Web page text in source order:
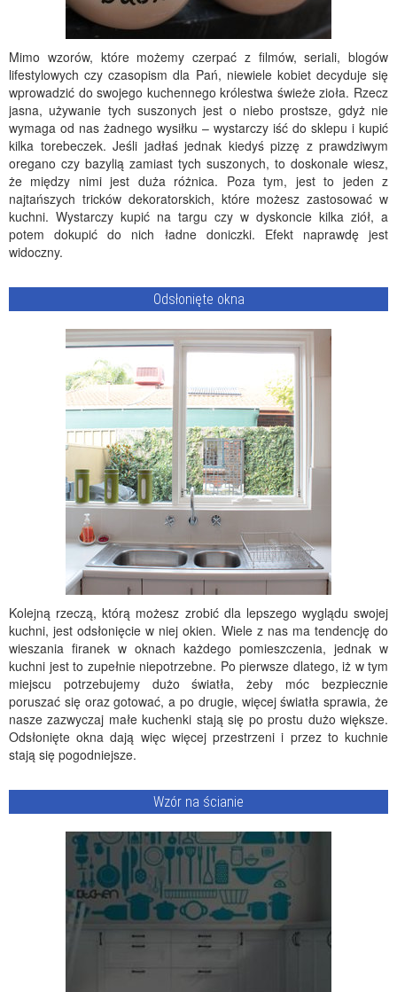
Mimo wzorów, które możemy czerpać z filmów, seriali, blogów
lifestylowych czy czasopism dla Pań, niewiele kobiet decyduje się
wprowadzić do swojego kuchennego królestwa świeże zioła. Rzecz
jasna, używanie tych suszonych jest o niebo prostsze, gdyż nie
wymaga od nas żadnego wysiłku – wystarczy iść do sklepu i kupić
kilka torebeczek. Jeśli jadłaś jednak kiedyś pizzę z prawdziwym
oregano czy bazylią zamiast tych suszonych, to doskonale wiesz,
że między nimi jest duża różnica. Poza tym, jest to jeden z
najtańszych tricków dekoratorskich, które możesz zastosować w
kuchni. Wystarczy kupić na targu czy w dyskoncie kilka ziół, a
potem dokupić do nich ładne doniczki. Efekt naprawdę jest
widoczny.
Odsłonięte okna
Kolejną rzeczą, którą możesz zrobić dla lepszego wyglądu swojej
kuchni, jest odsłonięcie w niej okien. Wiele z nas ma tendencję do
wieszania firanek w oknach każdego pomieszczenia, jednak w
kuchni jest to zupełnie niepotrzebne. Po pierwsze dlatego, iż w tym
miejscu potrzebujemy dużo światła, żeby móc bezpiecznie
poruszać się oraz gotować, a po drugie, więcej światła sprawia, że
nasze zazwyczaj małe kuchenki stają się po prostu dużo większe.
Odsłonięte okna dają więc więcej przestrzeni i przez to kuchnie
stają się pogodniejsze.
Wzór na ścianie